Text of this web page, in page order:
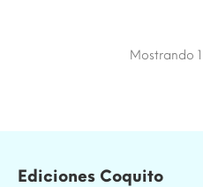
Mostrando 1
Ediciones Coquito